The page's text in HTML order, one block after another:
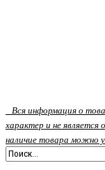
Вся информация о
характер и не
наличие товара можно